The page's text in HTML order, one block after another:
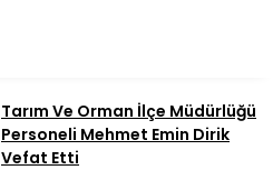
Tarım Ve Orman İlçe Müdürlüğü
Personeli Mehmet Emin Dirik
Vefat Etti